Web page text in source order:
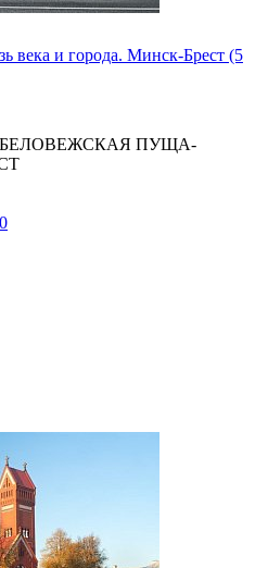
века и города. Минск-Брест (5
ПУЩА-